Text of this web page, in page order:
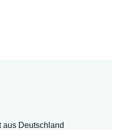
aus Deutschland